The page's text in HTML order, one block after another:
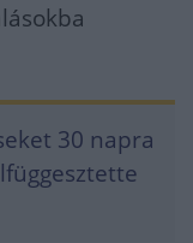
30 napra